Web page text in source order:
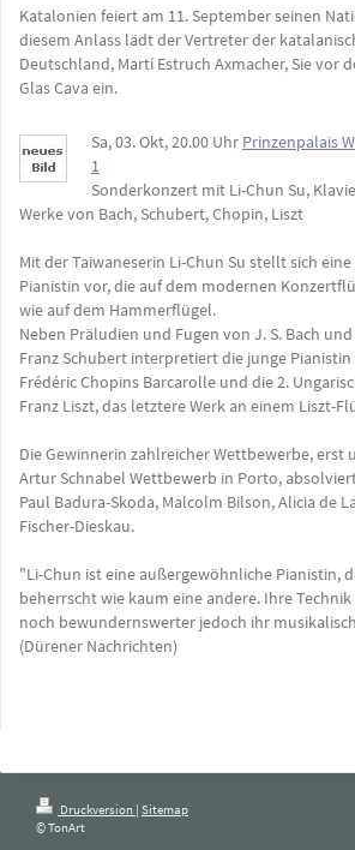
Katalonien feiert am 11. September seinen
diesem Anlass lädt der Vertreter der
Deutschland, Martí Estruch Axmacher, Sie vor
Glas Cava ein.
Sa, 03. Okt, 20.00 Uhr Prinzenpalais
1
Sonderkonzert mit Li-Chun Su,
Werke von Bach, Schubert, Chopin, Liszt
Mit der Taiwaneserin Li-Chun Su stellt sich
Pianistin vor, die auf dem modernen
wie auf dem Hammerflügel.
Neben Präludien und Fugen von J. S. Bach
Franz Schubert interpretiert die junge Pianistin
Frédéric Chopins Barcarolle und die 2.
Franz Liszt, das letztere Werk an einem Liszt-
Die Gewinnerin zahlreicher Wettbewerbe, erst
Artur Schnabel Wettbewerb in Porto,
Paul Badura-Skoda, Malcolm Bilson, Alicia de
Fischer-Dieskau.
"Li-Chun ist eine außergewöhnliche Pianistin,
beherrscht wie kaum eine andere. Ihre
noch bewundernswerter jedoch ihr
(Dürener Nachrichten)
Druckversion | Sitemap
© TonArt